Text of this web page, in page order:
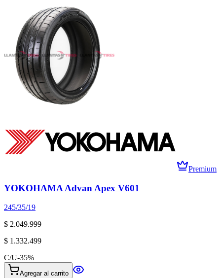
Premium
YOKOHAMA Advan Apex V601
245/35/19
$ 2.049.999
$ 1.332.499
C/U-35%
Agregar al carrito